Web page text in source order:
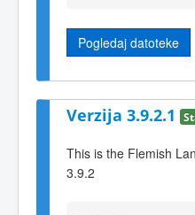
Pogledaj datoteke
Verzija 3.9.2.1
This is the Flemish
3.9.2